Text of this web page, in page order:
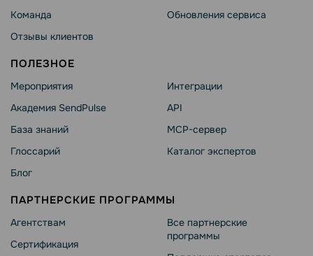
Команда
Отзывы клиентов
Обновления сервиса
ПОЛЕЗНОЕ
Мероприятия
Академия SendPulse
База знаний
Глоссарий
Блог
Интеграции
API
MCP-сервер
Каталог экспертов
ПАРТНЕРСКИЕ ПРОГРАММЫ
Агентствам
Сертификация
Все партнерские
программы